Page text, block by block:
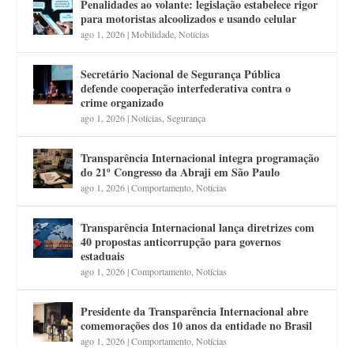
Penalidades ao volante: legislação estabelece rigor
para motoristas alcoolizados e usando celular
ago 1, 2026|Mobilidade ,Notícias
Secretário Nacional de Segurança Pública
defende cooperação interfederativa contra o
crime organizado
ago 1, 2026|Notícias ,Segurança
Transparência Internacional integra programação
do 21º Congresso da Abraji em São Paulo
ago 1, 2026|Comportamento ,Notícias
Transparência Internacional lança diretrizes com
40 propostas anticorrupção para governos
estaduais
ago 1, 2026|Comportamento ,Notícias
Presidente da Transparência Internacional abre
comemorações dos 10 anos da entidade no Brasil
ago 1, 2026|Comportamento ,Notícias